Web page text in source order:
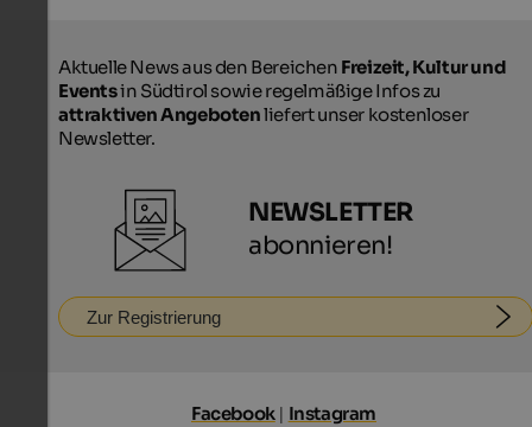
Aktuelle News aus den Bereichen Freizeit, Kultur und
Eventsin Südtirol sowie regelmäßige Infos zu
attraktiven Angebotenliefert unser kostenloser
Newsletter.
NEWSLETTER
abonnieren!
Zur Registrierung
Facebook| Instagram